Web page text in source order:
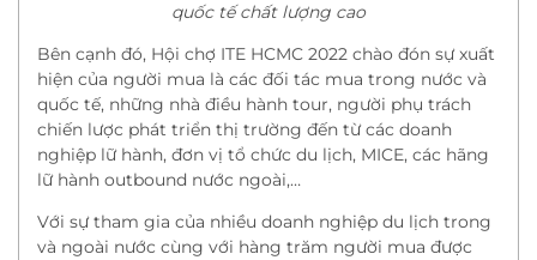
quốc tế chất lượng cao
Bên cạnh đó, Hội chợ ITE HCMC 2022 chào đón sự xuất
hiện của người mua là các đối tác mua trong nước và
quốc tế, những nhà điều hành tour, người phụ trách
chiến lược phát triển thị trường đến từ các doanh
nghiệp lữ hành, đơn vị tổ chức du lịch, MICE, các hãng
lữ hành outbound nước ngoài,…
Với sự tham gia của nhiều doanh nghiệp du lịch trong
và ngoài nước cùng với hàng trăm người mua được